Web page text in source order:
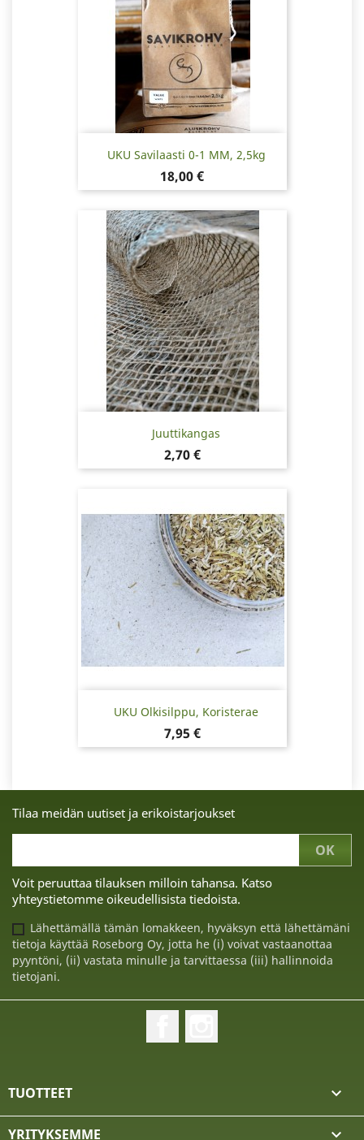
UKU Savilaasti 0-1 MM, 2,5kg
Hinta
18,00 €
Juuttikangas
Hinta
2,70 €
UKU Olkisilppu, Koristerae
Hinta
7,95 €
Tilaa meidän uutiset ja erikoistarjoukset
Voit peruuttaa tilauksen milloin tahansa. Katso
yhteystietomme oikeudellisista tiedoista.
Lähettämällä tämän lomakkeen, hyväksyn että lähettämäni
tietoja käyttää Roseborg Oy, jotta he (i) voivat vastaanottaa
pyyntöni, (ii) vastata minulle ja tarvittaessa (iii) hallinnoida
tietojani.
TUOTTEET 
YRITYKSEMME 